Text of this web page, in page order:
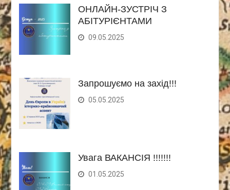
ОНЛАЙН-ЗУСТРІЧ З
АБІТУРІЄНТАМИ
09.05.2025
Запрошуємо на захід!!!
05.05.2025
Увага ВАКАНСІЯ !!!!!!!
01.05.2025